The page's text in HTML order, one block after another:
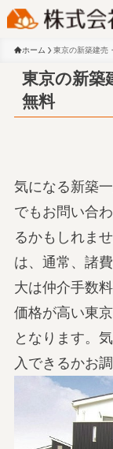
ホーム 東京の新築建売
東京の新築
無料
気になる新築
でもお問い合
るかもしれま
は、通常、諸
大は仲介手数
価格が高い東
となります。
入できるかお